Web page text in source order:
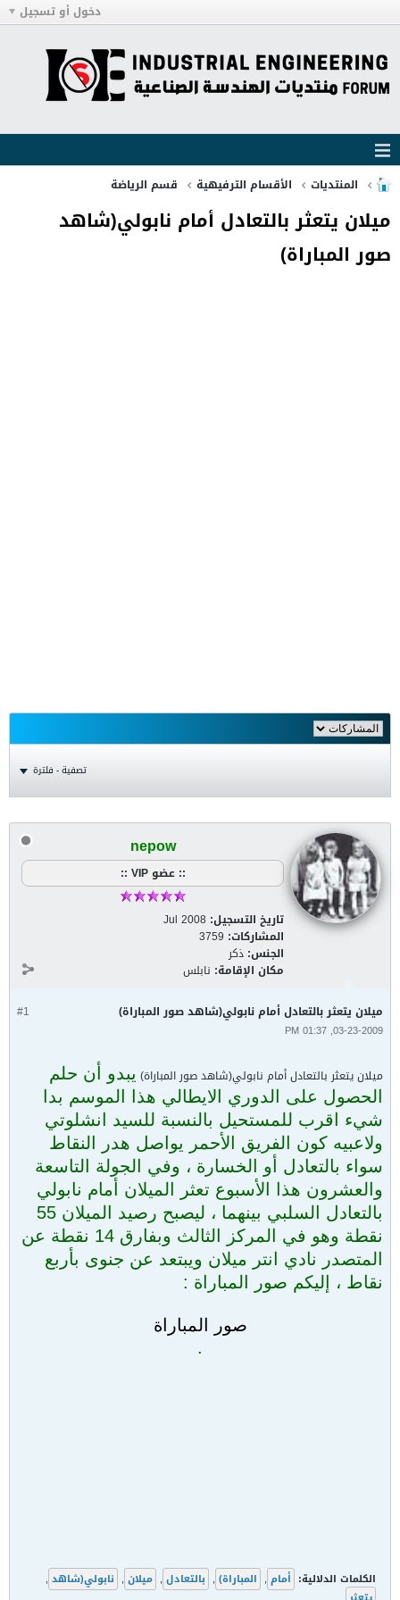
دخول أو تسجيل
المنتديات الأقسام الترفيهية قسم الرياضة
ميلان يتعثر بالتعادل أمام نابولي(شاهد
صور المباراة)
تصفية - فلترة
nepow
:: عضو VIP ::
تاريخ التسجيل: Jul 2008
المشاركات: 3759
الجنس: ذكر
مكان الإقامة: نابلس
#1 ميلان يتعثر بالتعادل أمام نابولي(شاهد صور المباراة)
03-23-2009, 01:37 PM
ميلان يتعثر بالتعادل أمام نابولي(شاهد صور المباراة) يبدو أن حلم
الحصول على الدوري الايطالي هذا الموسم بدا
شيء اقرب للمستحيل بالنسبة للسيد انشلوتي
ولاعبيه كون الفريق الأحمر يواصل هدر النقاط
سواء بالتعادل أو الخسارة ، وفي الجولة التاسعة
والعشرون هذا الأسبوع تعثر الميلان أمام نابولي
بالتعادل السلبي بينهما ، ليصبح رصيد الميلان 55
نقطة وهو في المركز الثالث وبفارق 14 نقطة عن
المتصدر نادي انتر ميلان ويبتعد عن جنوى بأربع
نقاط ، إليكم صور المباراة :
صور المباراة
.
الكلمات الدلالية: أمام , المباراة) , بالتعادل , ميلان , نابولي(شاهد ,